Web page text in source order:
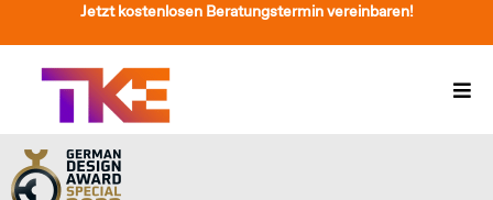
Inhalt
springen
Jetzt kostenlosen Beratungstermin vereinbaren!
Treppenlift